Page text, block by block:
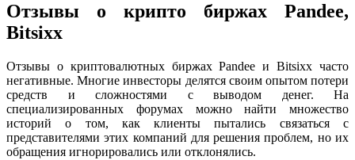
Отзывы о крипто биржах Pandee,
Bitsixx
Отзывы о криптовалютных биржах Pandee и Bitsixx часто
негативные. Многие инвесторы делятся своим опытом потери
средств и сложностями с выводом денег. На
специализированных форумах можно найти множество
историй о том, как клиенты пытались связаться с
представителями этих компаний для решения проблем, но их
обращения игнорировались или отклонялись.